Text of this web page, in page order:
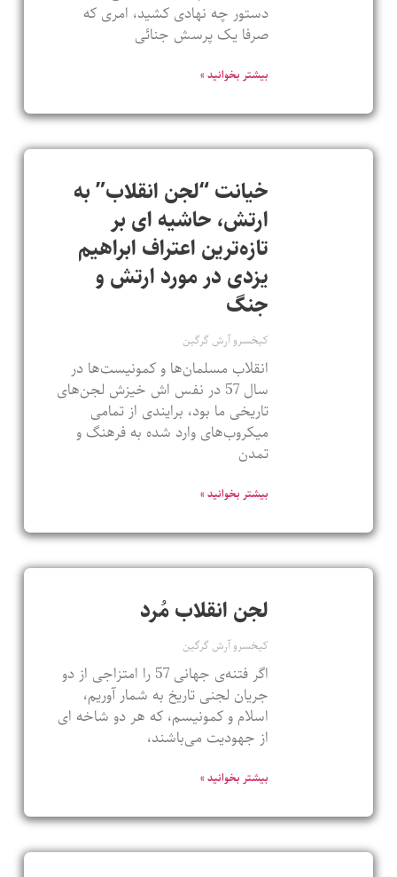
دستور چه نهادی کشید، امری که
صرفا یک پرسش جنائی
بیشتر بخوانید »
خیانت “لجن انقلاب” به
ارتش، حاشیه ای بر
تازه‌ترین اعتراف ابراهیم
یزدی در مورد ارتش و
جنگ
کیخسرو آرش گرگین
انقلاب مسلمان‌ها و کمونیست‌ها در
سال 57 در نفس اش خیزش لجن‌های
تاریخی ما بود، برایندی از تمامی
میکروب‌های وارد شده به فرهنگ و
تمدن
بیشتر بخوانید »
لجن انقلاب مُرد
کیخسرو آرش گرگین
اگر فتنه‌ی جهانی 57 را امتزاجی از دو
جریان لجنی تاریخ به شمار آوریم،
اسلام و کمونیسم، که هر دو شاخه ای
از جهودیت می‌باشند،
بیشتر بخوانید »